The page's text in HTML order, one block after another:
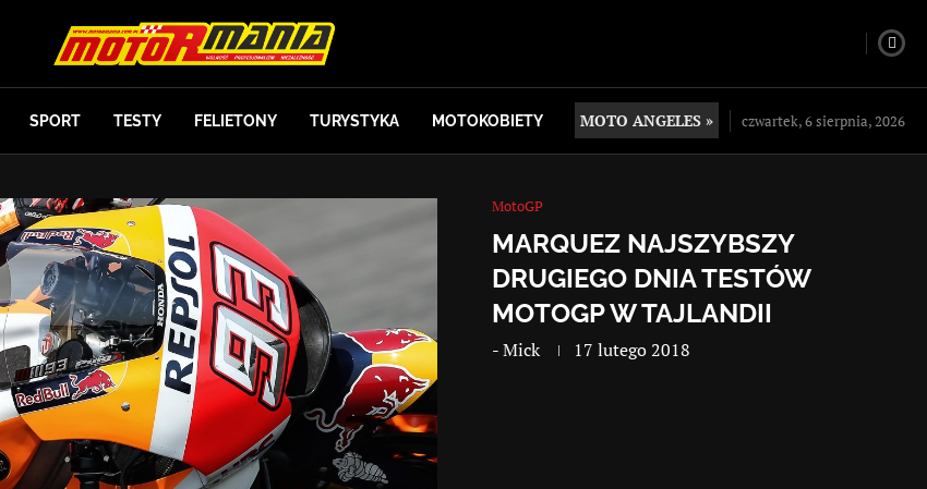
SPORT TESTY FELIETONY TURYSTYKA MOTOKOBIETY MOTO ANGELES » czwartek, 6 sierpnia, 2026
MotoGP
MARQUEZ NAJSZYBSZY
DRUGIEGO DNIA TESTÓW
MOTOGP W TAJLANDII
-Mick 17 lutego 2018